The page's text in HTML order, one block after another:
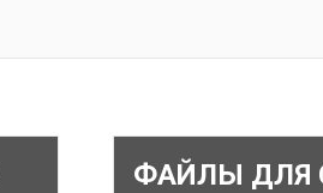
ФАЙЛЫ ДЛЯ